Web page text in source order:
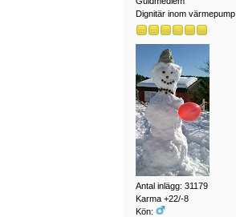
Dignitär inom värmepump
Antal inlägg: 31179
Karma +22/-8
Kön: